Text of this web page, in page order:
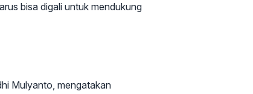
bisa digali untuk mendukung
Mulyanto, mengatakan